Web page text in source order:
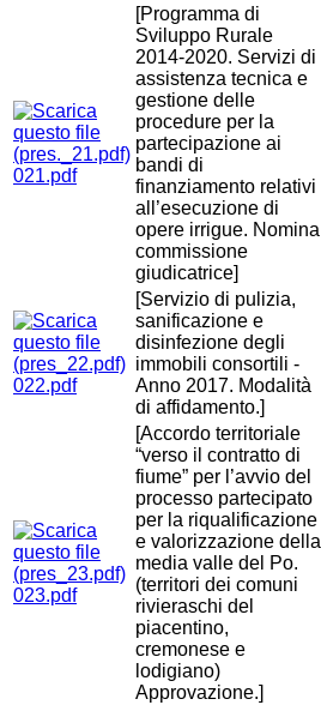
021.pdf
[Programma di
Sviluppo Rurale
2014-2020. Servizi di
assistenza tecnica e
gestione delle
procedure per la
partecipazione ai
bandi di
finanziamento relativi
all’esecuzione di
opere irrigue. Nomina
commissione
giudicatrice]
022.pdf
[Servizio di pulizia,
sanificazione e
disinfezione degli
immobili consortili -
Anno 2017. Modalità
di affidamento.]
023.pdf
[Accordo territoriale
“verso il contratto di
fiume” per l’avvio del
processo partecipato
per la riqualificazione
e valorizzazione della
media valle del Po.
(territori dei comuni
rivieraschi del
piacentino,
cremonese e
lodigiano)
Approvazione.]